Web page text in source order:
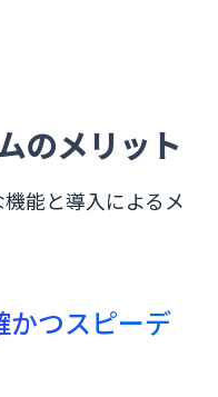
のメリット
能と導入によるメ
かつスピーデ